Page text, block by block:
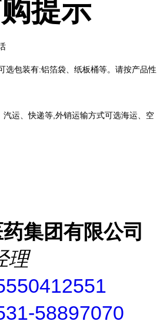
提示
选包装有:铝箔袋、纸板桶等。请按产品性
运、快递等,外销运输方式可选海运、空
集团有限公司
理
58897070